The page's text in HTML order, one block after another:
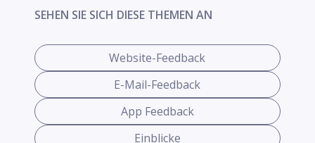
SEHEN SIE SICH DIESE THEMEN AN
Website-Feedback
E-Mail-Feedback
App Feedback
Einblicke